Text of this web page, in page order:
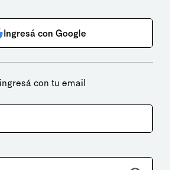
Ingresá con Google
con tu email